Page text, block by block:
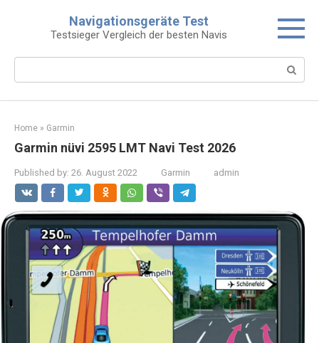
Navigationsgeräte Test
Testsieger Vergleich der besten Navis
Search:
Home » Garmin
Garmin nüvi 2595 LMT Navi Test 2026
Published by: 26. August 2022 Garmin admin